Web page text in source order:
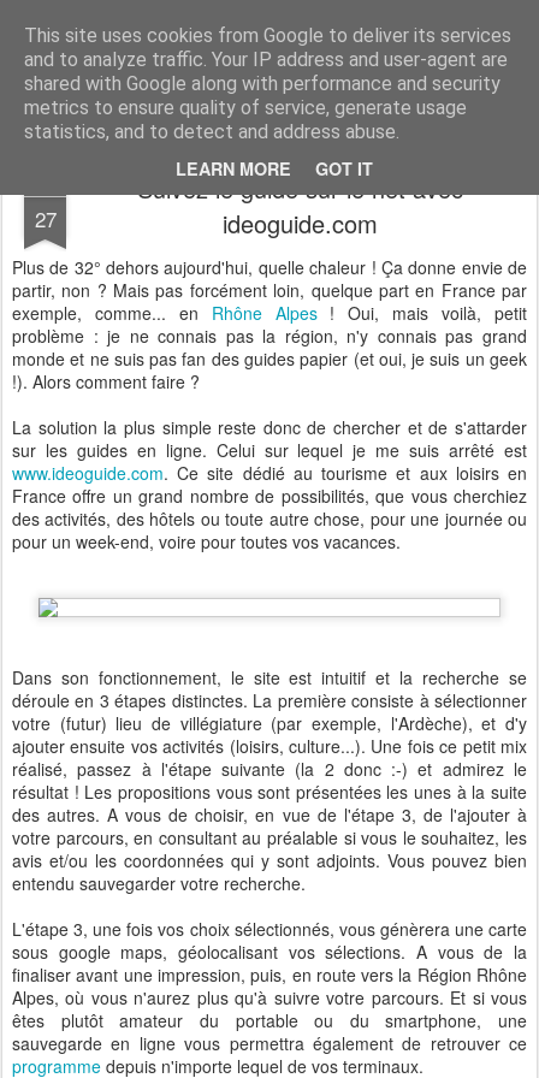
This site uses cookies from Google to deliver its services
and to analyze traffic. Your IP address and user-agent are
shared with Google along with performance and security
metrics to ensure quality of service, generate usage
statistics, and to detect and address abuse.
LEARN MORE GOT IT
Desperate Houseman : les pérégrinations d'un papa, mais pas que !
27
Suivez le guide sur le net avec
ideoguide.com
Plus de 32° dehors aujourd'hui, quelle chaleur ! Ça donne envie de
partir, non ? Mais pas forcément loin, quelque part en France par
exemple, comme... en Rhône Alpes! Oui, mais voilà, petit
problème : je ne connais pas la région, n'y connais pas grand
monde et ne suis pas fan des guides papier (et oui, je suis un geek
!). Alors comment faire ?
La solution la plus simple reste donc de chercher et de s'attarder
sur les guides en ligne. Celui sur lequel je me suis arrêté est
www.ideoguide.com. Ce site dédié au tourisme et aux loisirs en
France offre un grand nombre de possibilités, que vous cherchiez
des activités, des hôtels ou toute autre chose, pour une journée ou
pour un week-end, voire pour toutes vos vacances.
Dans son fonctionnement, le site est intuitif et la recherche se
déroule en 3 étapes distinctes. La première consiste à sélectionner
votre (futur) lieu de villégiature (par exemple, l'Ardèche), et d'y
ajouter ensuite vos activités (loisirs, culture...). Une fois ce petit mix
réalisé, passez à l'étape suivante (la 2 donc :-) et admirez le
résultat ! Les propositions vous sont présentées les unes à la suite
des autres. A vous de choisir, en vue de l'étape 3, de l'ajouter à
votre parcours, en consultant au préalable si vous le souhaitez, les
avis et/ou les coordonnées qui y sont adjoints. Vous pouvez bien
entendu sauvegarder votre recherche.
L'étape 3, une fois vos choix sélectionnés, vous génèrera une carte
sous google maps, géolocalisant vos sélections. A vous de la
finaliser avant une impression, puis, en route vers la Région Rhône
Alpes, où vous n'aurez plus qu'à suivre votre parcours. Et si vous
êtes plutôt amateur du portable ou du smartphone, une
sauvegarde en ligne vous permettra également de retrouver ce
programme depuis n'importe lequel de vos terminaux.